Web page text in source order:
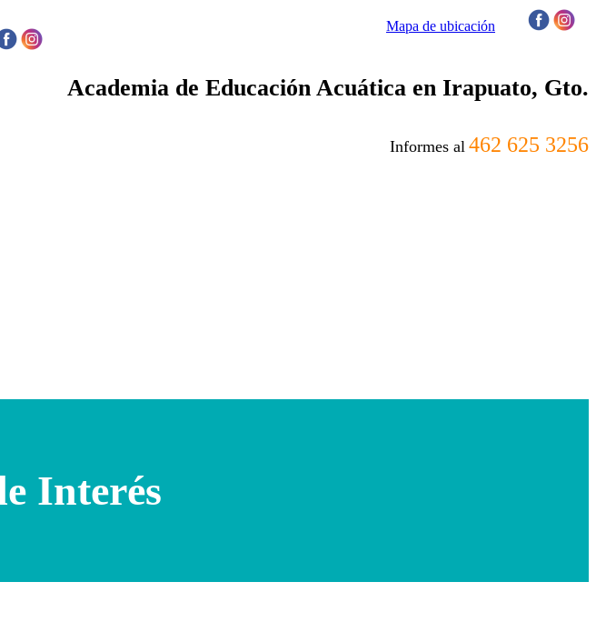
Mapa de ubicación
Academia de Educación Acuática en Irapuato, Gto.
Informes al 462 625 3256
Interés